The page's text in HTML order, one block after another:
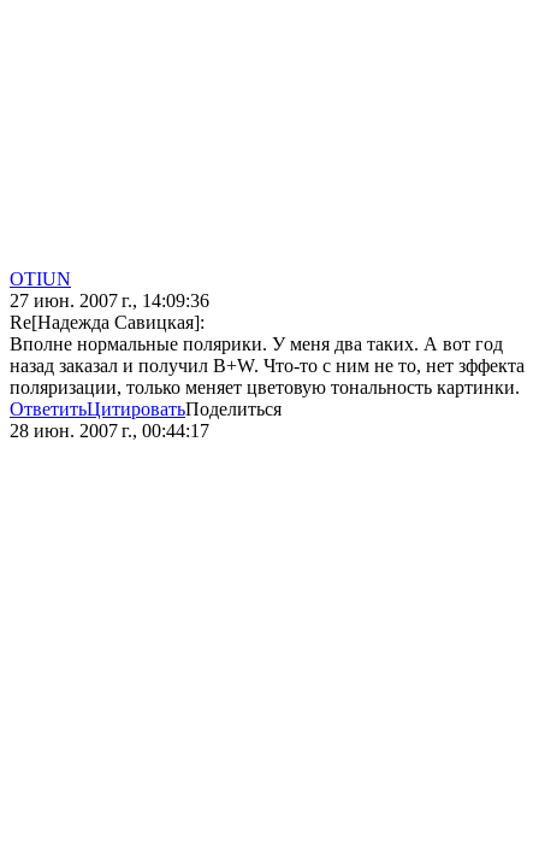
OTIUN
27 июн. 2007 г., 14:09:36
Re[Надежда Савицкая]:
Вполне нормальные полярики. У меня два таких. А вот год
назад заказал и получил B+W. Что-то с ним не то, нет зффекта
поляризации, только меняет цветовую тональность картинки.
ОтветитьЦитироватьПоделиться
28 июн. 2007 г., 00:44:17